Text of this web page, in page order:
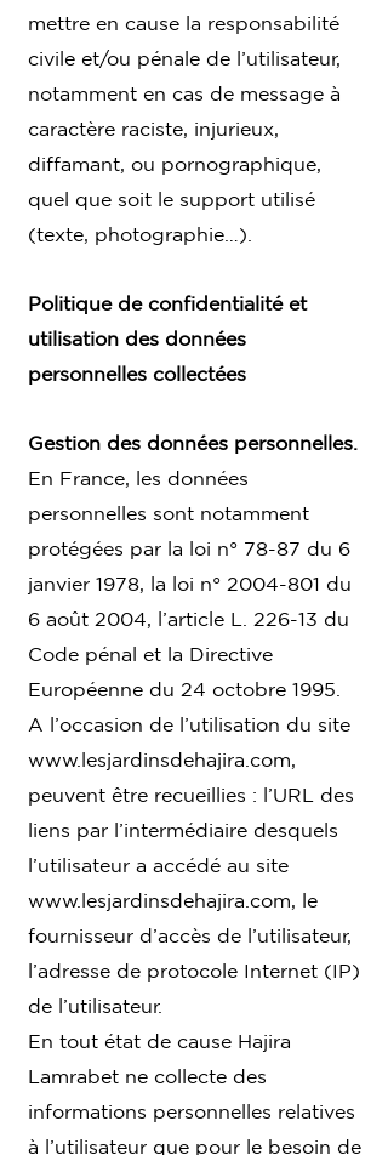
mettre en cause la responsabilité
civile et/ou pénale de l’utilisateur,
notamment en cas de message à
caractère raciste, injurieux,
diffamant, ou pornographique,
quel que soit le support utilisé
(texte, photographie…).
Politique de confidentialité et
utilisation des données
personnelles collectées
Gestion des données personnelles.
En France, les données
personnelles sont notamment
protégées par la loi n° 78-87 du 6
janvier 1978, la loi n° 2004-801 du
6 août 2004, l’article L. 226-13 du
Code pénal et la Directive
Européenne du 24 octobre 1995.
A l’occasion de l’utilisation du site
www.lesjardinsdehajira.com,
peuvent être recueillies : l’URL des
liens par l’intermédiaire desquels
l’utilisateur a accédé au site
www.lesjardinsdehajira.com, le
fournisseur d’accès de l’utilisateur,
l’adresse de protocole Internet (IP)
de l’utilisateur.
En tout état de cause Hajira
Lamrabet ne collecte des
informations personnelles relatives
à l’utilisateur que pour le besoin de